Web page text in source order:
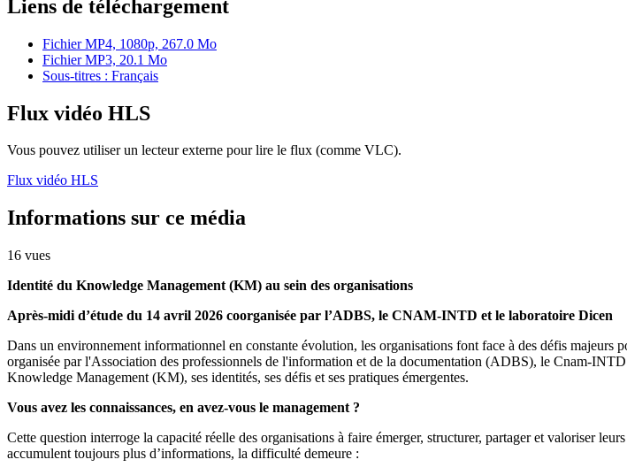
Liens de téléchargement
Fichier MP4, 1080p, 267.0 Mo
Fichier MP3, 20.1 Mo
Sous-titres : Français
Flux vidéo HLS
Vous pouvez utiliser un lecteur externe pour lire le flux (comme VLC).
Flux vidéo HLS
Informations sur ce média
16 vues
Identité du Knowledge Management (KM) au sein des organisations
Après-midi d’étude du 14 avril 2026 coorganisée par l’ADBS, le CNAM-INTD et le laboratoire Dicen
Dans un environnement informationnel en constante évolution, les organisations font face à des défis
organisée par l'Association des professionnels de l'information et de la documentation (ADBS), le Cnam-
Knowledge Management (KM), ses identités, ses défis et ses pratiques émergentes.
Vous avez les connaissances, en avez‑vous le management ?
Cette question interroge la capacité réelle des organisations à faire émerger, structurer, partager et valoriser
accumulent toujours plus d’informations, la difficulté demeure :